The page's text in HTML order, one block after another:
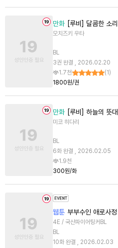
만화 [루비] 달콤한 소
모치즈키 우타
BL
3권 완결 , 2026.02.20
1.7천
(1 )
1800원/권
만화 [루비] 하늘의 뜻
미코 히다리
BL
6화 완결 , 2026.02.05
1.9천
300원/화
웹툰 부부수인 애로사정
4E / 국산파이어팅커BL
BL
10화 완결 , 2026.02.03